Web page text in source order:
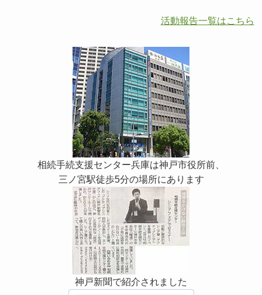
活動報告一覧はこちら
相続手続支援センター兵庫は神戸市役所前、
三ノ宮駅徒歩5分の場所にあります
神戸新聞で紹介されました